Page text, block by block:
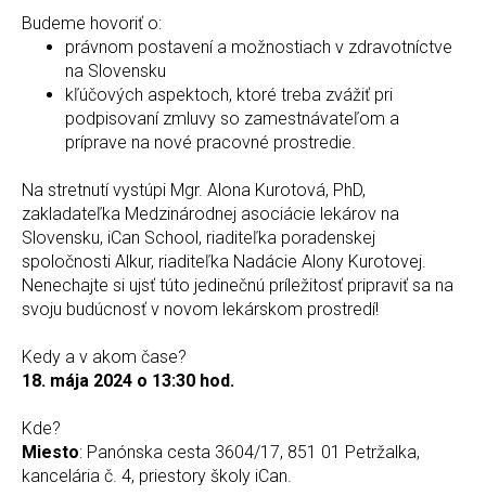
Budeme hovoriť o:
právnom postavení a možnostiach v zdravotníctve
na Slovensku
kľúčových aspektoch, ktoré treba zvážiť pri
podpisovaní zmluvy so zamestnávateľom a
príprave na nové pracovné prostredie.
Na stretnutí vystúpi Mgr. Alona Kurotová, PhD,
zakladateľka Medzinárodnej asociácie lekárov na
Slovensku, iCan School, riaditeľka poradenskej
spoločnosti Alkur, riaditeľka Nadácie Alony Kurotovej.
Nenechajte si ujsť túto jedinečnú príležitosť pripraviť sa na
svoju budúcnosť v novom lekárskom prostredí!
Kedy a v akom čase?
18. mája 2024 o 13:30 hod.
Kde?
Miesto: Panónska cesta 3604/17, 851 01 Petržalka,
kancelária č. 4, priestory školy iCan.